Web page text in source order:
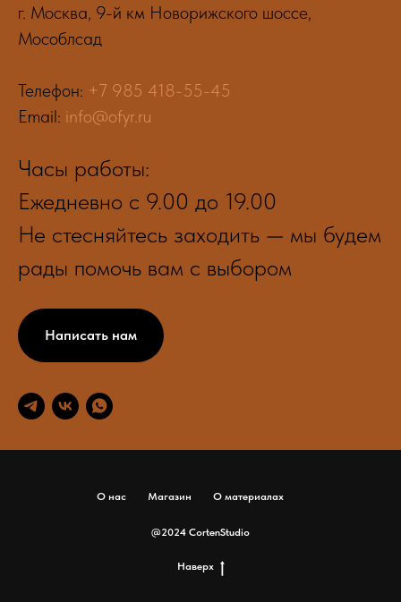
г. Москва, 9-й км Новорижского шоссе,
Мособлсад
Телефон: +7 985 418-55-45
Email: info@ofyr.ru
Часы работы:
Ежедневно с 9.00 до 19.00
Не стесняйтесь заходить — мы будем
рады помочь вам с выбором
Написать нам
О нас Магазин О материалах
@2024 CortenStudio
Наверх